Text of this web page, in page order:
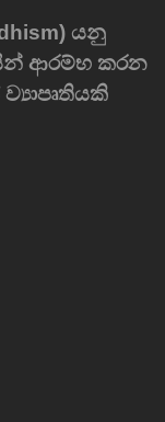
යනු
ආරම්භ කරන